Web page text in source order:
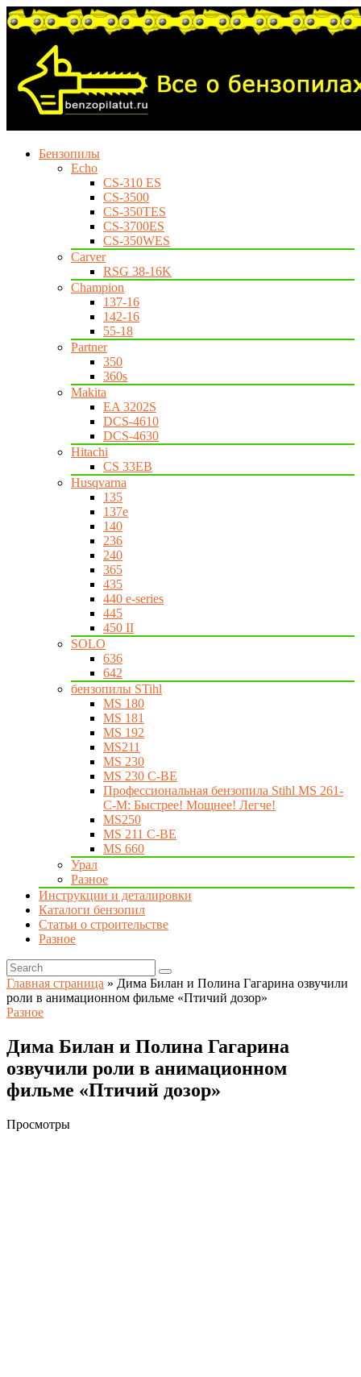
Бензопилы
Echo
CS-310 ES
CS-3500
CS-350TES
CS-3700ES
CS-350WES
Carver
RSG 38-16K
Champion
137-16
142-16
55-18
Partner
350
360s
Makita
EA 3202S
DCS-4610
DCS-4630
Hitachi
CS 33EB
Husqvarna
135
137e
140
236
240
365
435
440 e-series
445
450 II
SOLO
636
642
бензопилы STihl
MS 180
MS 181
MS 192
MS211
MS 230
MS 230 C-BE
Профессиональная бензопила Stihl MS 261-
C-M: Быстрее! Мощнее! Легче!
MS250
MS 211 C-BE
MS 660
Урал
Разное
Инструкции и деталировки
Каталоги бензопил
Статьи о строительстве
Разное
Главная страница » Дима Билан и Полина Гагарина озвучили
роли в анимационном фильме «Птичий дозор»
Разное
Дима Билан и Полина Гагарина
озвучили роли в анимационном
фильме «Птичий дозор»
Просмотры